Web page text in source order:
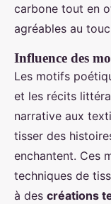
carbone tout en
agréables au
Influence des
Les motifs
et les récits
narrative aux
tisser des
enchantent. Ces
techniques de
à des créations